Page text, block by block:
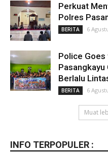
Perkuat
Polres
BERITA 6
Police
Berlalu
BERITA 6
Muat
INFO TERPOPULER :